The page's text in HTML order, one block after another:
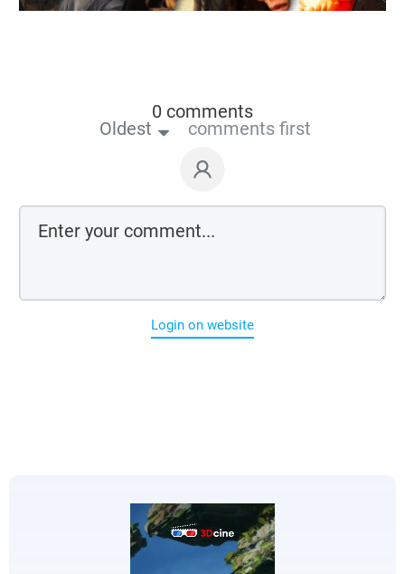
0 comments
Oldest comments first
Login on website